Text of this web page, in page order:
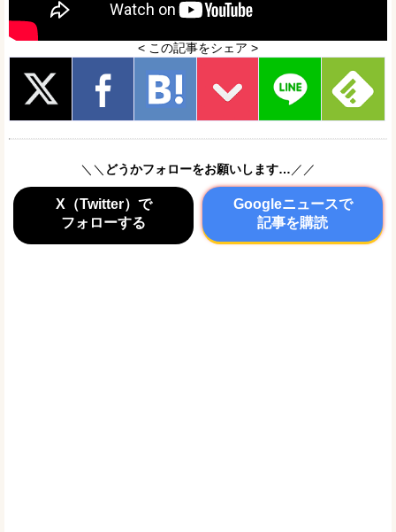
< この記事をシェア >
＼＼ どうかフォローをお願いします… ／／
X（Twitter）で
フォローする
Googleニュースで
記事を購読